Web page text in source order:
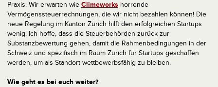
Praxis. Wir erwarten wie Climeworks horrende
Vermögenssteuerrechnungen, die wir nicht bezahlen können! Die
neue Regelung im Kanton Zürich hilft den erfolgreichen Startups
wenig. Ich hoffe, dass die Steuerbehörden zurück zur
Substanzbewertung gehen, damit die Rahmenbedingungen in der
Schweiz und spezifisch im Raum Zürich für Startups geschaffen
werden, um als Standort wettbewerbsfähig zu bleiben.
Wie geht es bei euch weiter?